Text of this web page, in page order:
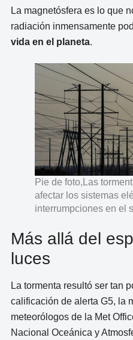
La magnetósfera es lo que
radiación inmensamente
vida en el planeta.
Pie de foto,Las
afectar los sistemas
interrumpciones en el
Más allá del
luces
La tormenta resultó ser tan
calificación de alerta G5, la
meteorólogos de la Met
Nacional Oceánica y